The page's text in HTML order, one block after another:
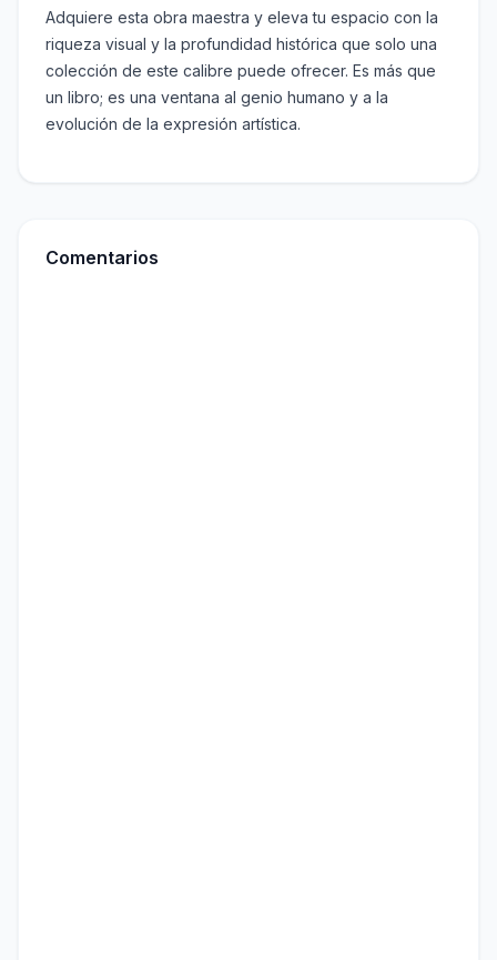
Adquiere esta obra maestra y eleva tu espacio con la
riqueza visual y la profundidad histórica que solo una
colección de este calibre puede ofrecer. Es más que
un libro; es una ventana al genio humano y a la
evolución de la expresión artística.
Comentarios